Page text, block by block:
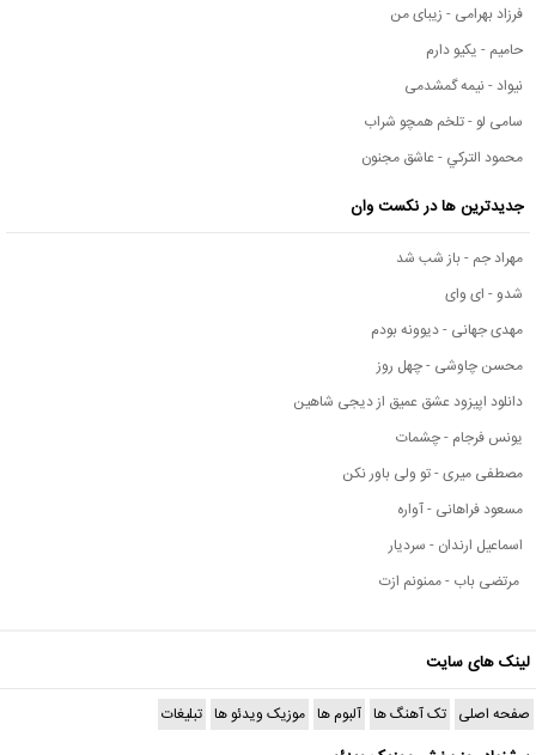
فرزاد بهرامی - زیبای من
حامیم - یکیو دارم
نیواد - نیمه گمشدمی
سامی لو - تلخم همچو شراب
محمود التركي - عاشق مجنون
جدیدترین ها در نکست وان
مهراد جم - باز شب شد
شدو - ای وای
مهدی جهانی - دیوونه بودم
محسن چاوشی - چهل روز
دانلود اپیزود عشق عمیق از دیجی شاهین
یونس فرجام - چشمات
مصطفی میری - تو ولی باور نکن
مسعود فراهانی - آواره
اسماعیل ارندان - سردیار
مرتضی باب - ممنونم ازت
لینک های سایت
صفحه اصلی تک آهنگ ها آلبوم ها موزیک ویدئو ها تبلیغات